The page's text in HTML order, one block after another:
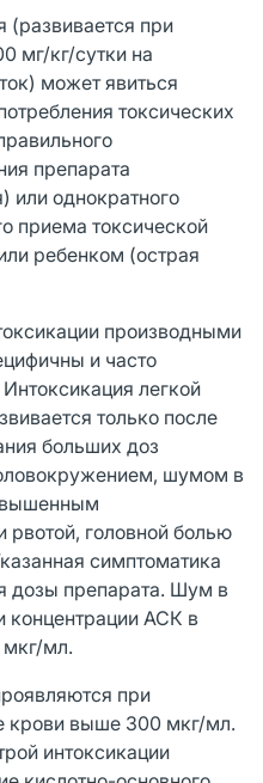
(развивается при
мг/кг/сутки на
может явиться
токсических
препарата
или однократного
приема токсической
ребенком (острая
производными
и часто
легкой
только после
больших доз
шумом в
рвотой, головной болью
симптоматика
дозы препарата. Шум в
концентрации АСК в
мкг/мл.
при
крови выше 300 мкг/мл.
интоксикации